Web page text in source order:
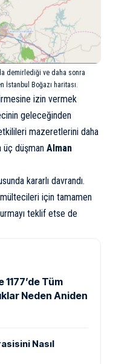
demirlediği ve daha sonra
İstanbul Boğazı haritası.
izin vermek
geleceğinden
mazeretlerini daha
üç düşman Alman
kararlı davrandı.
için tamamen
teklif etse de
Tüm
Neden Aniden
Nasıl